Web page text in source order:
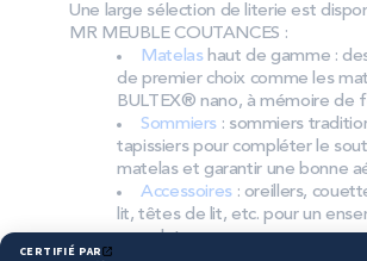
Une large sélection de literie est
MR MEUBLE COUTANCES :
Matelashaut de gamme :
de premier choix comme les
BULTEX® nano, à mémoire de
Sommiers : sommiers
tapissiers pour compléter le
matelas et garantir une bonne
Accessoires: oreillers,
lit, têtes de lit, etc. pour un
complet.